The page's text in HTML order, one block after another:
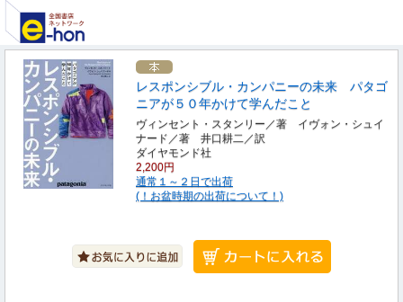
レスポンシブル・カンパニーの未来 パタゴ
ニアが５０年かけて学んだこと
ヴィンセント・スタンリー／著 イヴォン・シュイ
ナード／著 井口耕二／訳
ダイヤモンド社
2,200円
通常１～２日で出荷
(！お盆時期の出荷について！)